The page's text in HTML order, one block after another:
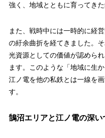
強く、地域とともに育ってき
また、戦時中には一時的に経
の紆余曲折を経てきました。
光資源としての価値が認めら
ます。このような「地域に生
江ノ電を他の私鉄とは一線を
す。
鵠沼エリアと江ノ電の深い